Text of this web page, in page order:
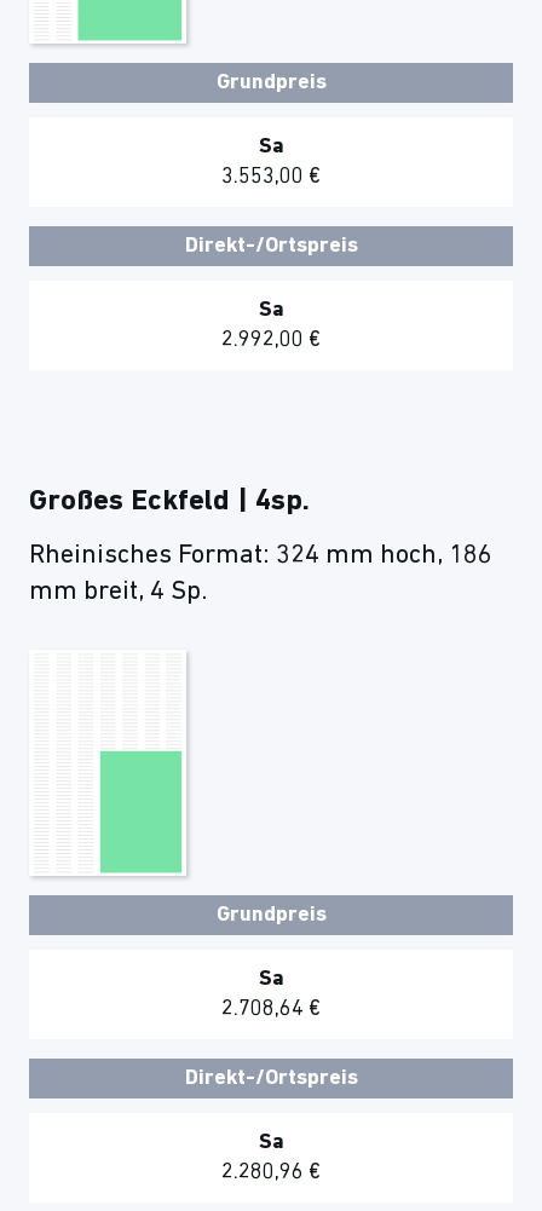
Grundpreis
Sa
3.553,00 €
Direkt-/Ortspreis
Sa
2.992,00 €
Großes Eckfeld | 4sp.
Rheinisches Format: 324 mm hoch, 186
mm breit, 4 Sp.
Grundpreis
Sa
2.708,64 €
Direkt-/Ortspreis
Sa
2.280,96 €